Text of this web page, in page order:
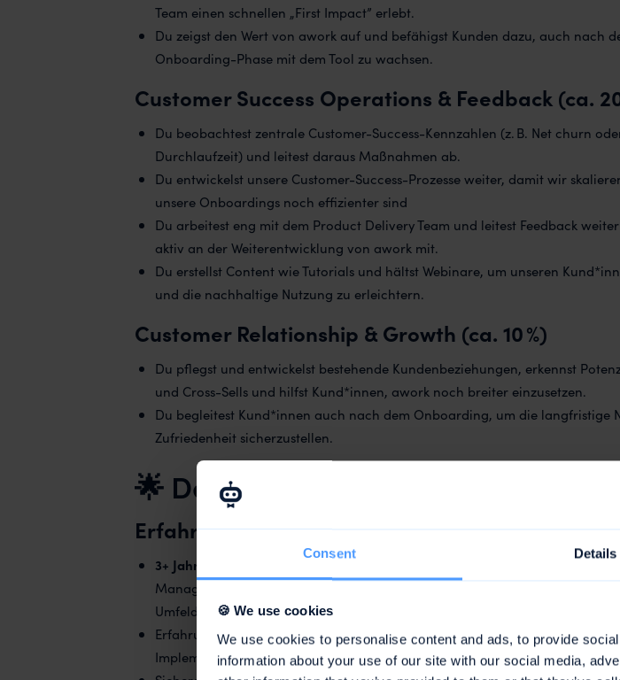
Consent Details
🍪 We use cookies
We use cookies to personalise content and ads, to provide
information about your use of our site with our social media,
Team einen schnellen „First Impact” erlebt.
Du zeigst den Wert von awork auf und befähigst Kunden dazu, auch nach
Onboarding-Phase mit dem Tool zu wachsen.
Customer Success Operations & Feedback (ca.
Du beobachtest zentrale Customer-Success-Kennzahlen (z. B. Net churn
Durchlaufzeit) und leitest daraus Maßnahmen ab.
Du entwickelst unsere Customer-Success-Prozesse weiter, damit wir
unsere Onboardings noch effizienter sind
Du arbeitest eng mit dem Product Delivery Team und leitest Feedback
aktiv an der Weiterentwicklung von awork mit.
Du erstellst Content wie Tutorials und hältst Webinare, um unseren
und die nachhaltige Nutzung zu erleichtern.
Customer Relationship & Growth (ca. 10 %)
Du pflegst und entwickelst bestehende Kundenbeziehungen, erkennst
und Cross-Sells und hilfst Kund*innen, awork noch breiter einzusetzen.
Du begleitest Kund*innen auch nach dem Onboarding, um die langfristige
Zufriedenheit sicherzustellen.
🌟 Dein Profil
Erfahrung
3+ Jahre Berufserfahrung
im Customer Success, Implementierung, Account/
Management oder einer ähnlichen kundenorientierten Rolle – idealerweise
Umfeld
Erfahrung in der eigenständigen Durchführung von Onboardings oder
Implementierungsprojekten – von der Planung bis zum erfolgreichen Go-